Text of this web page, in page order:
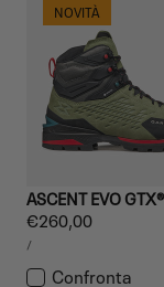
NOVITÀ
ASCENT EVO GTX®
Prezzo
normale
€260,00
PREZZO
UNITARIO
/PER
Confronta